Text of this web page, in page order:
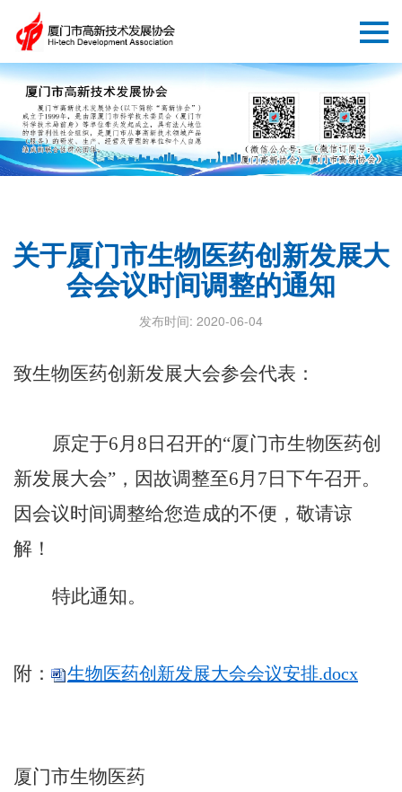
关于厦门市生物医药创新发展大
会会议时间调整的通知
发布时间: 2020-06-04
致生物医药创新发展大会参会代表：
原定于6月 8 日召开的“厦门市生物医药创
新发展大会”，因故调整至6月 7 日下午召开。
因会议时间调整给您造成的不便，敬请谅
解！
特此通知。
附： 生物医药创新发展大会会议安排.docx
厦门市生物医药